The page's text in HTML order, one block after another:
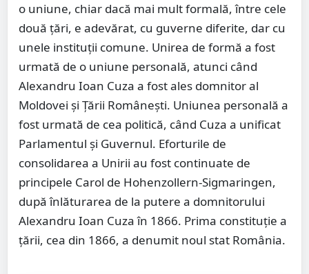
o uniune, chiar dacă mai mult formală, între cele
două țări, e adevărat, cu guverne diferite, dar cu
unele instituții comune. Unirea de formă a fost
urmată de o uniune personală, atunci când
Alexandru Ioan Cuza a fost ales domnitor al
Moldovei și Țării Românești. Uniunea personală a
fost urmată de cea politică, când Cuza a unificat
Parlamentul și Guvernul. Eforturile de
consolidarea a Unirii au fost continuate de
principele Carol de Hohenzollern-Sigmaringen,
după înlăturarea de la putere a domnitorului
Alexandru Ioan Cuza în 1866. Prima constituție a
țării, cea din 1866, a denumit noul stat România.